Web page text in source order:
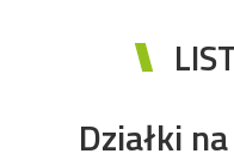
Działki